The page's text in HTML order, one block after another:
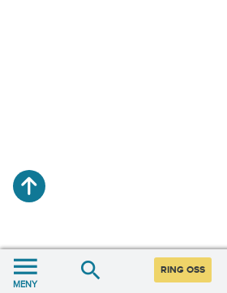
MENY
RING OSS